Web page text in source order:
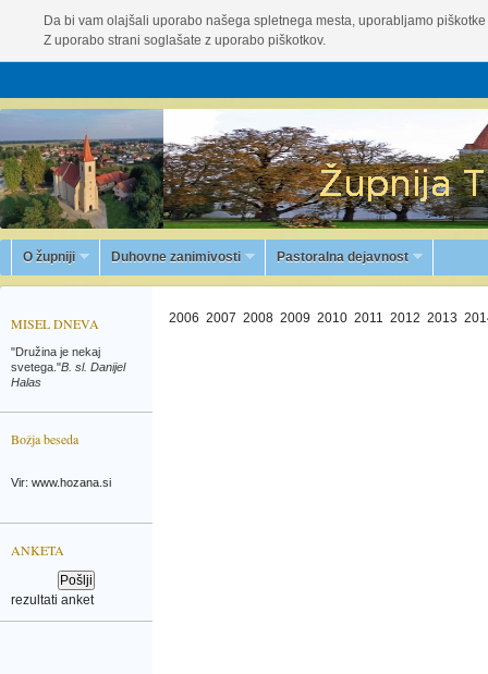
Da bi vam olajšali uporabo našega spletnega mesta, uporabljamo
Z uporabo strani soglašate z uporabo piškotkov.
O župniji Duhovne zanimivosti Pastoralna dejavnost
MISEL DNEVA
"Družina je nekaj
svetega."B. sl. Danijel
Halas
Božja beseda
Vir: www.hozana.si
ANKETA
rezultati anket
2006 2007 2008 2009 2010 2011 2012 2013